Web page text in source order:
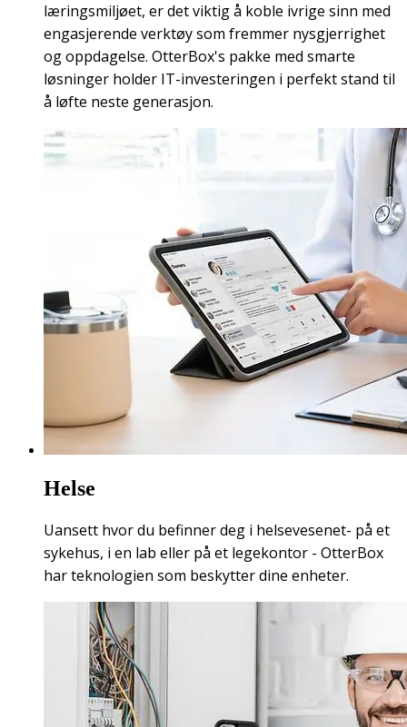
læringsmiljøet, er det viktig å koble ivrige sinn med
engasjerende verktøy som fremmer nysgjerrighet
og oppdagelse. OtterBox's pakke med smarte
løsninger holder IT-investeringen i perfekt stand til
å løfte neste generasjon.
Helse
Uansett hvor du befinner deg i helsevesenet- på et
sykehus, i en lab eller på et legekontor - OtterBox
har teknologien som beskytter dine enheter.